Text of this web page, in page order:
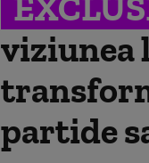
viziunea
partide